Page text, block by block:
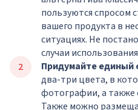
пользуются спросом
вашего продукта в
ситуациях. Не
случаи
Придумайте единый
два-три цвета, в
фотографии, а
Также можно